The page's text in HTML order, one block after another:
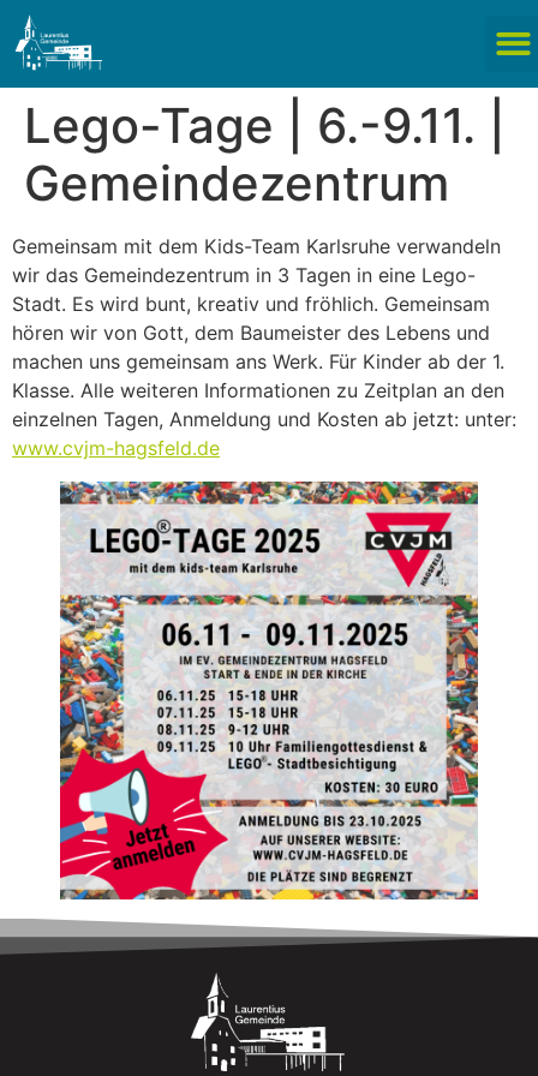
Lego-Tage | 6.-9.11. |
Gemeindezentrum
Gemeinsam mit dem Kids-Team Karlsruhe verwandeln
wir das Gemeindezentrum in 3 Tagen in eine Lego-
Stadt. Es wird bunt, kreativ und fröhlich. Gemeinsam
hören wir von Gott, dem Baumeister des Lebens und
machen uns gemeinsam ans Werk. Für Kinder ab der 1.
Klasse. Alle weiteren Informationen zu Zeitplan an den
einzelnen Tagen, Anmeldung und Kosten ab jetzt: unter:
www.cvjm-hagsfeld.de